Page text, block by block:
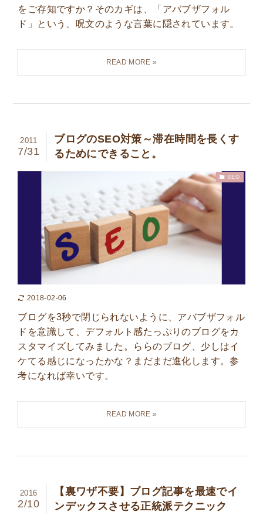
をご存知ですか？そのカギは、「アバブザフォル
ド」という、呪文のような言葉に隠されています。
ブログのSEO対策～滞在時間を長くす
るためにできること。
2011
7/31
SEO
2018-02-06
ブログを3秒で閉じられないように、アバブザフォル
ドを意識して、デフォルト感たっぷりのブログをカ
スタマイズしてみました。ららのブログ、少しはイ
ケてる感じになったかな？まだまだ進化します。参
考になれば幸いです。
【裏ワザ不要】ブログ記事を最速でイ
ンデックスさせる正統派テクニック
2016
2/10